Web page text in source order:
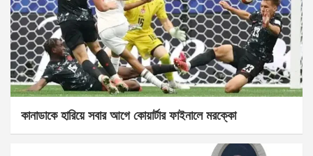
কানাডাকে হারিয়ে সবার আগে কোয়ার্টার ফাইনালে মরক্কো